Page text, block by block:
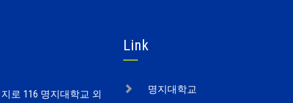
로 116 명지대학교 외
Link
명지대학교